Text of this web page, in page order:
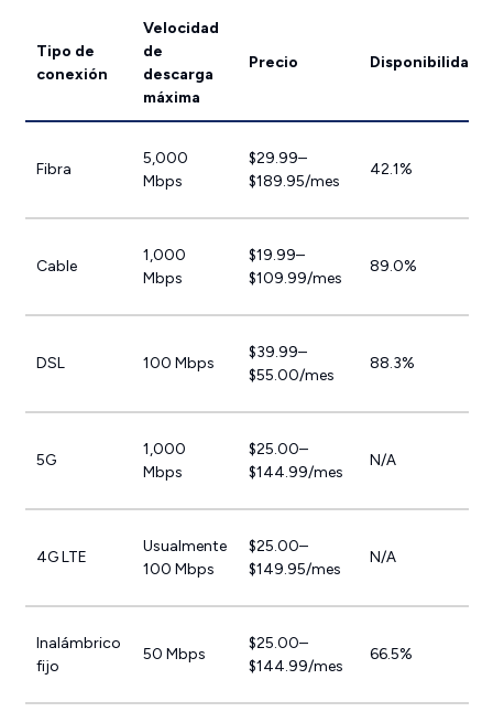
Tipo de
conexión
Velocidad
de
descarga
máxima
Precio Disponibilidad*
Fibra
5,000
Mbps
$29.99–
$189.95/mes
42.1%
Cable
1,000
Mbps
$19.99–
$109.99/mes
89.0%
DSL 100 Mbps
$39.99–
$55.00/mes
88.3%
5G
1,000
Mbps
$25.00–
$144.99/mes
N/A
4G LTE
Usualmente
100 Mbps
$25.00–
$149.95/mes
N/A
Inalámbrico
fijo
50 Mbps
$25.00–
$144.99/mes
66.5%